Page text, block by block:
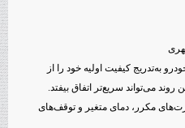
به‌تدریج کیفیت اولیه خود را از
می‌تواند سریع‌تر اتفاق بیفتد.
مکرر، دمای متغیر و توقف‌های